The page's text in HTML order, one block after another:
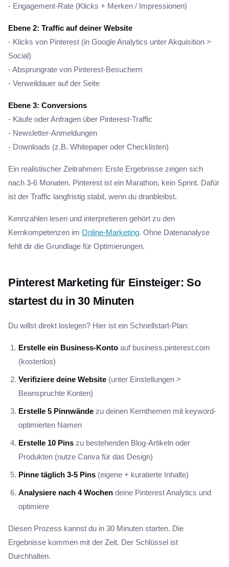
- Engagement-Rate (Klicks + Merken / Impressionen)
Ebene 2: Traffic auf deiner Website
- Klicks von Pinterest (in Google Analytics unter Akquisition >
Social)
- Absprungrate von Pinterest-Besuchern
- Verweildauer auf der Seite
Ebene 3: Conversions
- Käufe oder Anfragen über Pinterest-Traffic
- Newsletter-Anmeldungen
- Downloads (z.B. Whitepaper oder Checklisten)
Ein realistischer Zeitrahmen: Erste Ergebnisse zeigen sich
nach 3-6 Monaten. Pinterest ist ein Marathon, kein Sprint. Dafür
ist der Traffic langfristig stabil, wenn du dranbleibst.
Kennzahlen lesen und interpretieren gehört zu den
Kernkompetenzen im Online-Marketing. Ohne Datenanalyse
fehlt dir die Grundlage für Optimierungen.
Pinterest Marketing für Einsteiger: So
startest du in 30 Minuten
Du willst direkt loslegen? Hier ist ein Schnellstart-Plan:
Erstelle ein Business-Konto auf business.pinterest.com
(kostenlos)
Verifiziere deine Website (unter Einstellungen >
Beanspruchte Konten)
Erstelle 5 Pinnwände zu deinen Kernthemen mit keyword-
optimierten Namen
Erstelle 10 Pins zu bestehenden Blog-Artikeln oder
Produkten (nutze Canva für das Design)
Pinne täglich 3-5 Pins (eigene + kuratierte Inhalte)
Analysiere nach 4 Wochen deine Pinterest Analytics und
optimiere
Diesen Prozess kannst du in 30 Minuten starten. Die
Ergebnisse kommen mit der Zeit. Der Schlüssel ist
Durchhalten.